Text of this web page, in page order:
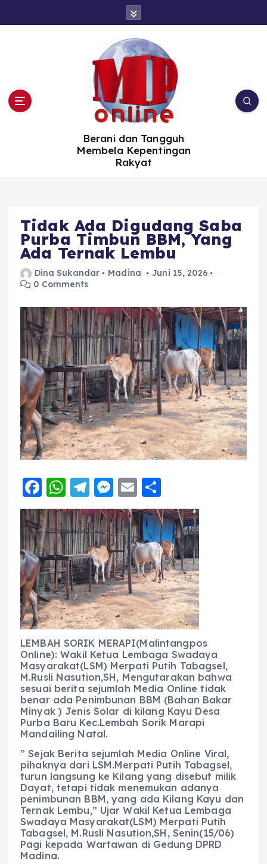
Berani dan Tangguh
Membela Kepentingan
Rakyat
Tidak Ada Digudang Saba
Purba Timbun BBM, Yang
Ada Ternak Lembu
Dina Sukandar Madina
Juni 15, 2026
0 Comments
F
a
c
e
b
o
o
k
W
h
a
ts
A
p
p
T
el
e
g
r
a
m
M
e
ss
e
n
g
er
E
m
ai
l
h
a
re
LEMBAH SORIK MERAPI(Malintangpos
Online): Wakil Ketua Lembaga Swadaya
Masyarakat(LSM) Merpati Putih Tabagsel,
M.Rusli Nasution,SH, Mengutarakan bahwa
sesuai berita sejumlah Media Online tidak
benar ada Penimbunan BBM (Bahan Bakar
Minyak ) Jenis Solar di kilang Kayu Desa
Purba Baru Kec.Lembah Sorik Marapi
Mandailing Natal.
” Sejak Berita sejumlah Media Online Viral,
pihaknya dari LSM.Merpati Putih Tabagsel,
turun langsung ke Kilang yang disebut milik
Dayat, tetapi tidak menemukan adanya
penimbunan BBM, yang ada Kilang Kayu dan
Ternak Lembu,” Ujar Wakil Ketua Lembaga
Swadaya Masyarakat(LSM) Merpati Putih
Tabagsel, M.Rusli Nasution,SH, Senin(15/06)
Pagi kepada Wartawan di Gedung DPRD
Madina.